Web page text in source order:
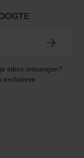
inbox ontvangen?
exclusieve